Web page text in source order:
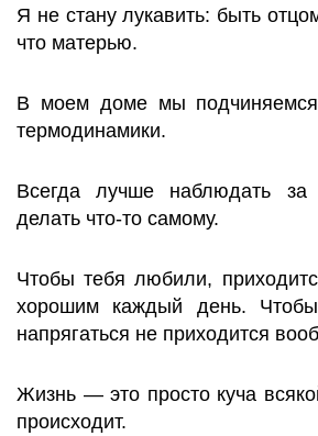
Я не стану лукавить: быть
что матерью.
В моем доме мы подчиняемся
термодинамики.
Всегда лучше наблюдать за
делать что-то самому.
Чтобы тебя любили,
хорошим каждый день.
напрягаться не приходится
Жизнь — это просто куча
происходит.